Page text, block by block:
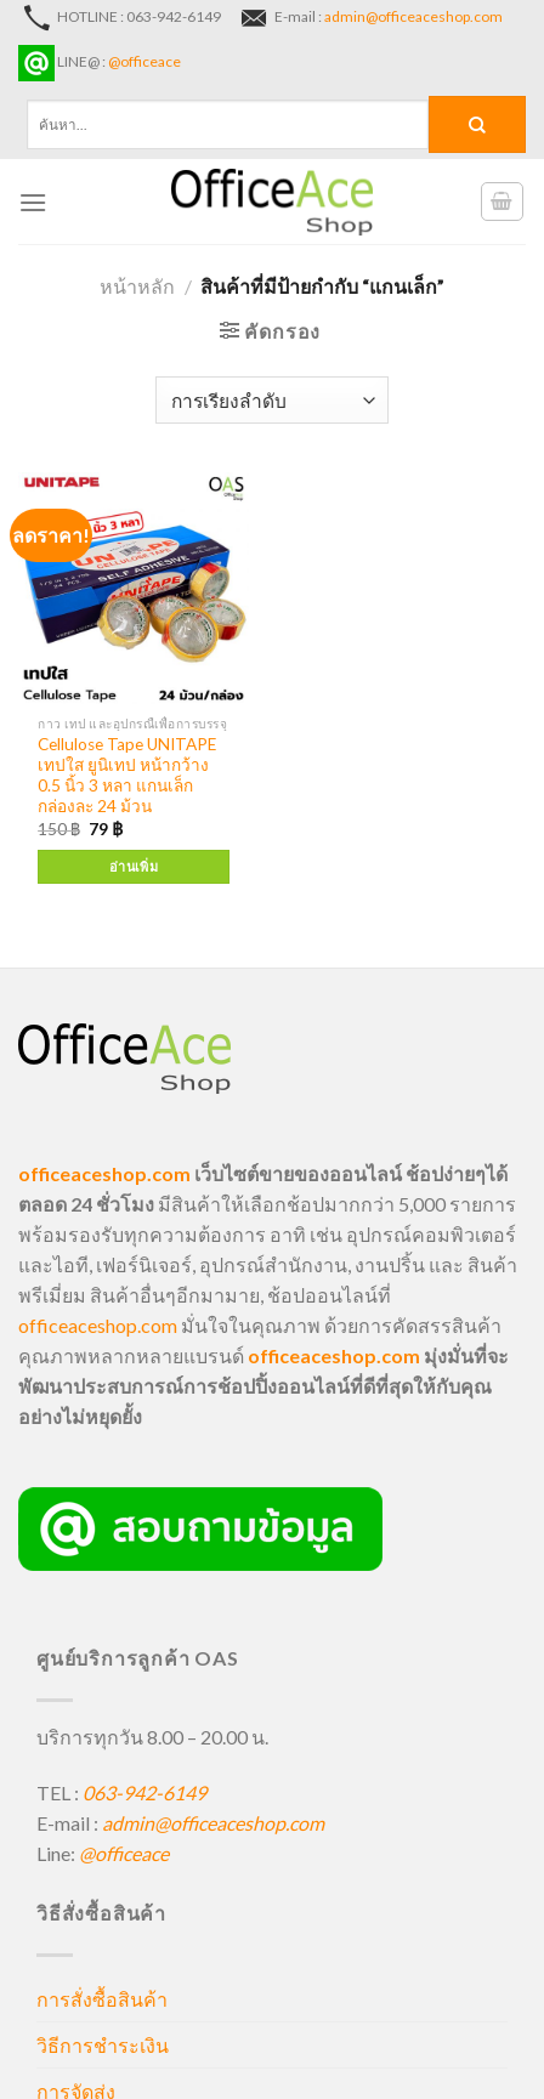
Skip
content
HOTLINE : 063-942-6149 E-mail : admin@officeaceshop.com
LINE@ : @officeace
หน้าหลัก / สินค้าที่มีป้ายกำกับ “แกนเล็ก”
คัดกรอง
ลดราคา!
กาว เทป และอุปกรณืเพื่อการบรรจุ
Cellulose Tape UNITAPE
เทปใส ยูนิเทป หน้ากว้าง
0.5 นิ้ว 3 หลา แกนเล็ก
กล่องละ 24 ม้วน
150฿ 79 ฿
อ่านเพิ่ม
officeaceshop.com เว็บไซต์ขายของออนไลน์ ช้อปง่ายๆได้
ตลอด 24 ชั่วโมง มีสินค้าให้เลือกช้อปมากกว่า 5,000 รายการ
พร้อมรองรับทุกความต้องการ อาทิ เช่น อุปกรณ์คอมพิวเตอร์
และไอที, เฟอร์นิเจอร์, อุปกรณ์สำนักงาน, งานปริ้น และ สินค้า
พรีเมี่ยม สินค้าอื่นๆอีกมามาย, ช้อปออนไลน์ที่
officeaceshop.com มั่นใจในคุณภาพ ด้วยการคัดสรรสินค้า
คุณภาพหลากหลายแบรนด์ officeaceshop.com มุ่งมั่นที่จะ
พัฒนาประสบการณ์การช้อปปิ้งออนไลน์ที่ดีที่สุดให้กับคุณ
อย่างไม่หยุดยั้ง
ศูนย์บริการลูกค้า OAS
บริการทุกวัน 8.00 – 20.00 น.
TEL : 063-942-6149
E-mail : admin@officeaceshop.com
Line: @officeace
วิธีสั่งซื้อสินค้า
การสั่งซื้อสินค้า
วิธีการชำระเงิน
การจัดส่ง